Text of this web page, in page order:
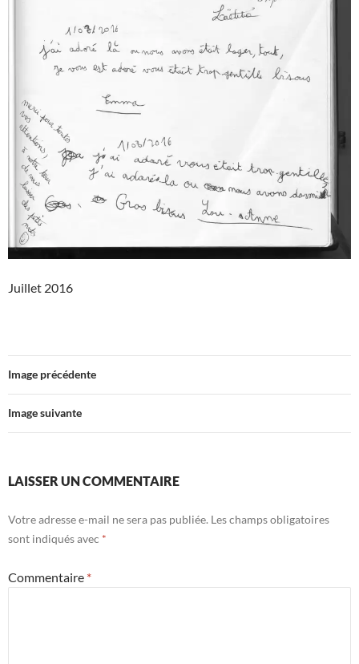
Juillet 2016
Image précédente
Image suivante
LAISSER UN COMMENTAIRE
Votre adresse e-mail ne sera pas publiée. Les champs obligatoires
sont indiqués avec *
Commentaire *